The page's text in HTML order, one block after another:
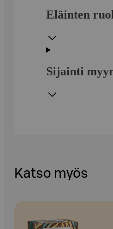
Eläinten
Sijainti
Katso myös